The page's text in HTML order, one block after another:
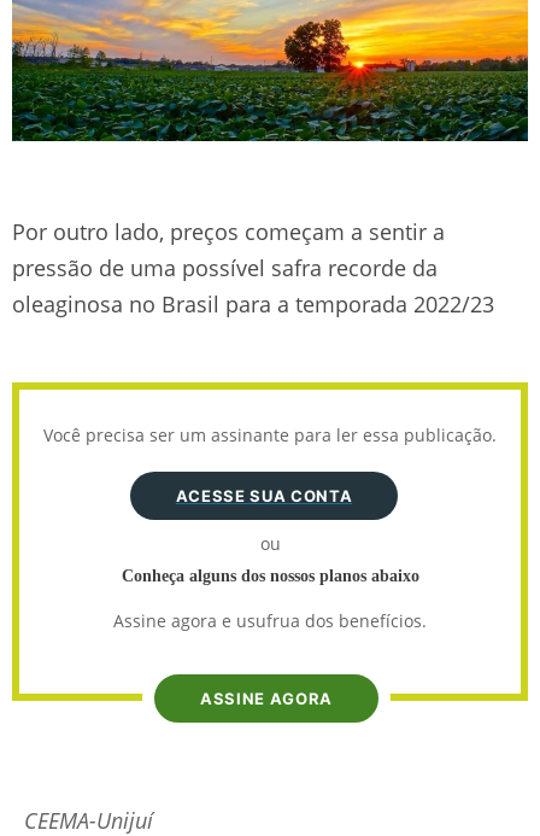
Por outro lado, preços começam a sentir a
pressão de uma possível safra recorde da
oleaginosa no Brasil para a temporada 2022/23
Você precisa ser um assinante para ler essa publicação.
ACESSE SUA CONTA
ou
Conheça alguns dos nossos planos abaixo
Assine agora e usufrua dos benefícios.
ASSINE AGORA
CEEMA-Unijuí